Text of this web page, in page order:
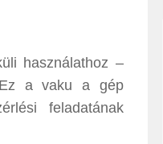
használathoz –
Ez a vaku a gép
feladatának